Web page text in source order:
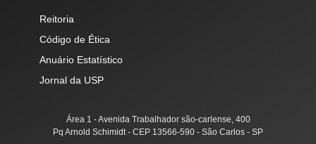
Reitoria
Código de Ética
Anuário Estatístico
Jornal da USP
Área 1 - Avenida Trabalhador são-carlense, 400
Pq Arnold Schimidt - CEP 13566-590 - São Carlos - SP